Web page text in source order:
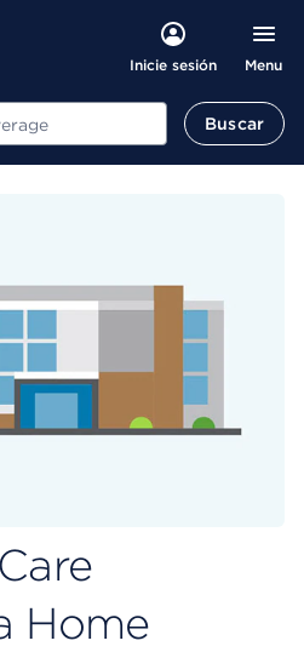
Inicie sesión Menu
Buscar
Home